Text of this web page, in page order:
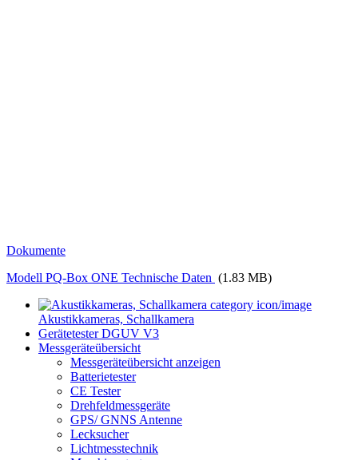
Dokumente
Modell PQ-Box ONE Technische Daten (1.83 MB)
Akustikkameras, Schallkamera
Gerätetester DGUV V3
Messgeräteübersicht
Messgeräteübersicht anzeigen
Batterietester
CE Tester
Drehfeldmessgeräte
GPS/ GNNS Antenne
Lecksucher
Lichtmesstechnik